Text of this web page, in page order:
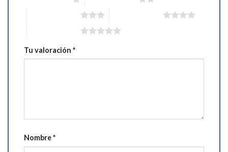
Tu valoración *
Nombre*